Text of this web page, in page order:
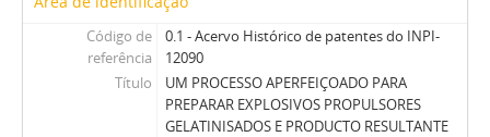
Código de
referência
0.1 - Acervo Histórico de patentes do INPI-
12090
Título
UM PROCESSO APERFEIÇOADO PARA
PREPARAR EXPLOSIVOS PROPULSORES
GELATINISADOS E PRODUCTO RESULTANTE